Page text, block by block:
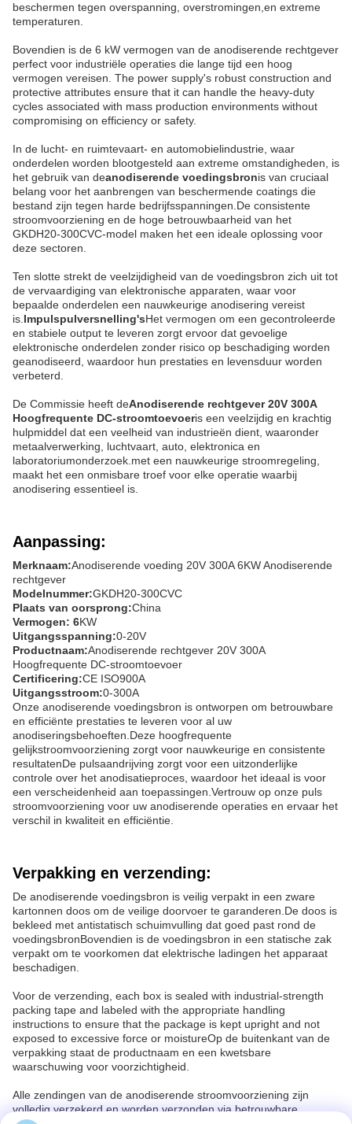
beschermen tegen overspanning, overstromingen,en extreme
temperaturen.
Bovendien is de 6 kW vermogen van de anodiserende rechtgever
perfect voor industriële operaties die lange tijd een hoog
vermogen vereisen. The power supply's robust construction and
protective attributes ensure that it can handle the heavy-duty
cycles associated with mass production environments without
compromising on efficiency or safety.
In de lucht- en ruimtevaart- en automobielindustrie, waar
onderdelen worden blootgesteld aan extreme omstandigheden, is
het gebruik van deanodiserende voedingsbronis van cruciaal
belang voor het aanbrengen van beschermende coatings die
bestand zijn tegen harde bedrijfsspanningen.De consistente
stroomvoorziening en de hoge betrouwbaarheid van het
GKDH20-300CVC-model maken het een ideale oplossing voor
deze sectoren.
Ten slotte strekt de veelzijdigheid van de voedingsbron zich uit tot
de vervaardiging van elektronische apparaten, waar voor
bepaalde onderdelen een nauwkeurige anodisering vereist
is. Impulspulversnelling'sHet vermogen om een gecontroleerde
en stabiele output te leveren zorgt ervoor dat gevoelige
elektronische onderdelen zonder risico op beschadiging worden
geanodiseerd, waardoor hun prestaties en levensduur worden
verbeterd.
De Commissie heeft deAnodiserende rechtgever 20V 300A
Hoogfrequente DC-stroomtoevoeris een veelzijdig en krachtig
hulpmiddel dat een veelheid van industrieën dient, waaronder
metaalverwerking, luchtvaart, auto, elektronica en
laboratoriumonderzoek.met een nauwkeurige stroomregeling,
maakt het een onmisbare troef voor elke operatie waarbij
anodisering essentieel is.
Aanpassing:
Merknaam:Anodiserende voeding 20V 300A 6KW Anodiserende
rechtgever
Modelnummer:GKDH20-300CVC
Plaats van oorsprong:China
Vermogen: 6KW
Uitgangsspanning:0-20V
Productnaam:Anodiserende rechtgever 20V 300A
Hoogfrequente DC-stroomtoevoer
Certificering:CE ISO900A
Uitgangsstroom:0-300A
Onze anodiserende voedingsbron is ontworpen om betrouwbare
en efficiënte prestaties te leveren voor al uw
anodiseringsbehoeften.Deze hoogfrequente
gelijkstroomvoorziening zorgt voor nauwkeurige en consistente
resultatenDe pulsaandrijving zorgt voor een uitzonderlijke
controle over het anodisatieproces, waardoor het ideaal is voor
een verscheidenheid aan toepassingen.Vertrouw op onze puls
stroomvoorziening voor uw anodiserende operaties en ervaar het
verschil in kwaliteit en efficiëntie.
Verpakking en verzending:
De anodiserende voedingsbron is veilig verpakt in een zware
kartonnen doos om de veilige doorvoer te garanderen.De doos is
bekleed met antistatisch schuimvulling dat goed past rond de
voedingsbronBovendien is de voedingsbron in een statische zak
verpakt om te voorkomen dat elektrische ladingen het apparaat
beschadigen.
Voor de verzending, each box is sealed with industrial-strength
packing tape and labeled with the appropriate handling
instructions to ensure that the package is kept upright and not
exposed to excessive force or moistureOp de buitenkant van de
verpakking staat de productnaam en een kwetsbare
waarschuwing voor voorzichtigheid.
Alle zendingen van de anodiserende stroomvoorziening zijn
volledig verzekerd en worden verzonden via betrouwbare